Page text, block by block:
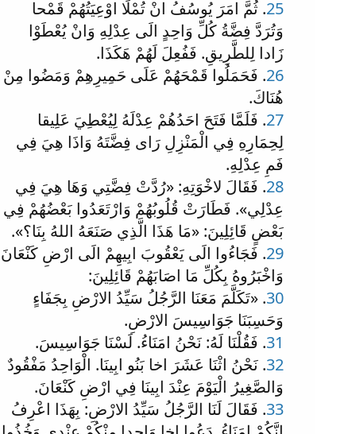
25. ثُمَّ امَرَ يُوسُفُ انْ تُمْلَا اوْعِيَتُهُمْ قَمْحا
وَتُرَدَّ فِضَّةُ كُلِّ وَاحِدٍ الَى عِدْلِهِ وَانْ يُعْطَوْا
زَادا لِلطَّرِيقِ. فَفُعِلَ لَهُمْ هَكَذَا.
26. فَحَمَلُوا قَمْحَهُمْ عَلَى حَمِيرِهِمْ وَمَضُوا مِنْ
هُنَاكَ.
27. فَلَمَّا فَتَحَ احَدُهُمْ عِدْلَهُ لِيُعْطِيَ عَلِيقا
لِحِمَارِهِ فِي الْمَنْزِلِ رَاى فِضَّتَهُ وَاذَا هِيَ فِي
فَمِ عِدْلِهِ.
28. فَقَالَ لاخْوَتِهِ: «رُدَّتْ فِضَّتِي وَهَا هِيَ فِي
عِدْلِي». فَطَارَتْ قُلُوبُهُمْ وَارْتَعَدُوا بَعْضُهُمْ فِي
بَعْضٍ قَائِلِينَ: «مَا هَذَا الَّذِي صَنَعَهُ اللهُ بِنَا؟».
29. فَجَاءُوا الَى يَعْقُوبَ ابِيهِمْ الَى ارْضِ كَنْعَانَ
وَاخْبَرُوهُ بِكُلِّ مَا اصَابَهُمْ قَائِلِينَ:
30. «تَكَلَّمَ مَعَنَا الرَّجُلُ سَيِّدُ الارْضِ بِجَفَاءٍ
وَحَسِبَنَا جَوَاسِيسَ الارْضِ.
31. فَقُلْنَا لَهُ: نَحْنُ امَنَاءُ. لَسْنَا جَوَاسِيسَ.
32. نَحْنُ اثْنَا عَشَرَ اخا بَنُو ابِينَا. الْوَاحِدُ مَفْقُودٌ
وَالصَّغِيرُ الْيَوْمَ عِنْدَ ابِينَا فِي ارْضِ كَنْعَانَ.
33. فَقَالَ لَنَا الرَّجُلُ سَيِّدُ الارْضِ: بِهَذَا اعْرِفُ